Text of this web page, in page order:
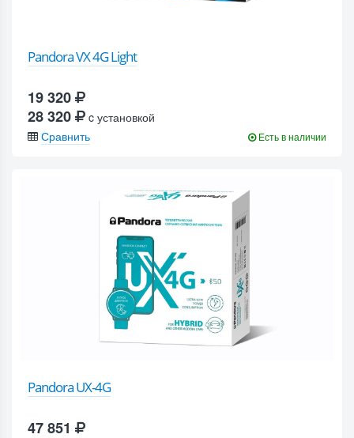
Pandora VX 4G Light
19 320
28 320
c установкой
Сравнить
Есть в наличии
Pandora UX-4G
47 851